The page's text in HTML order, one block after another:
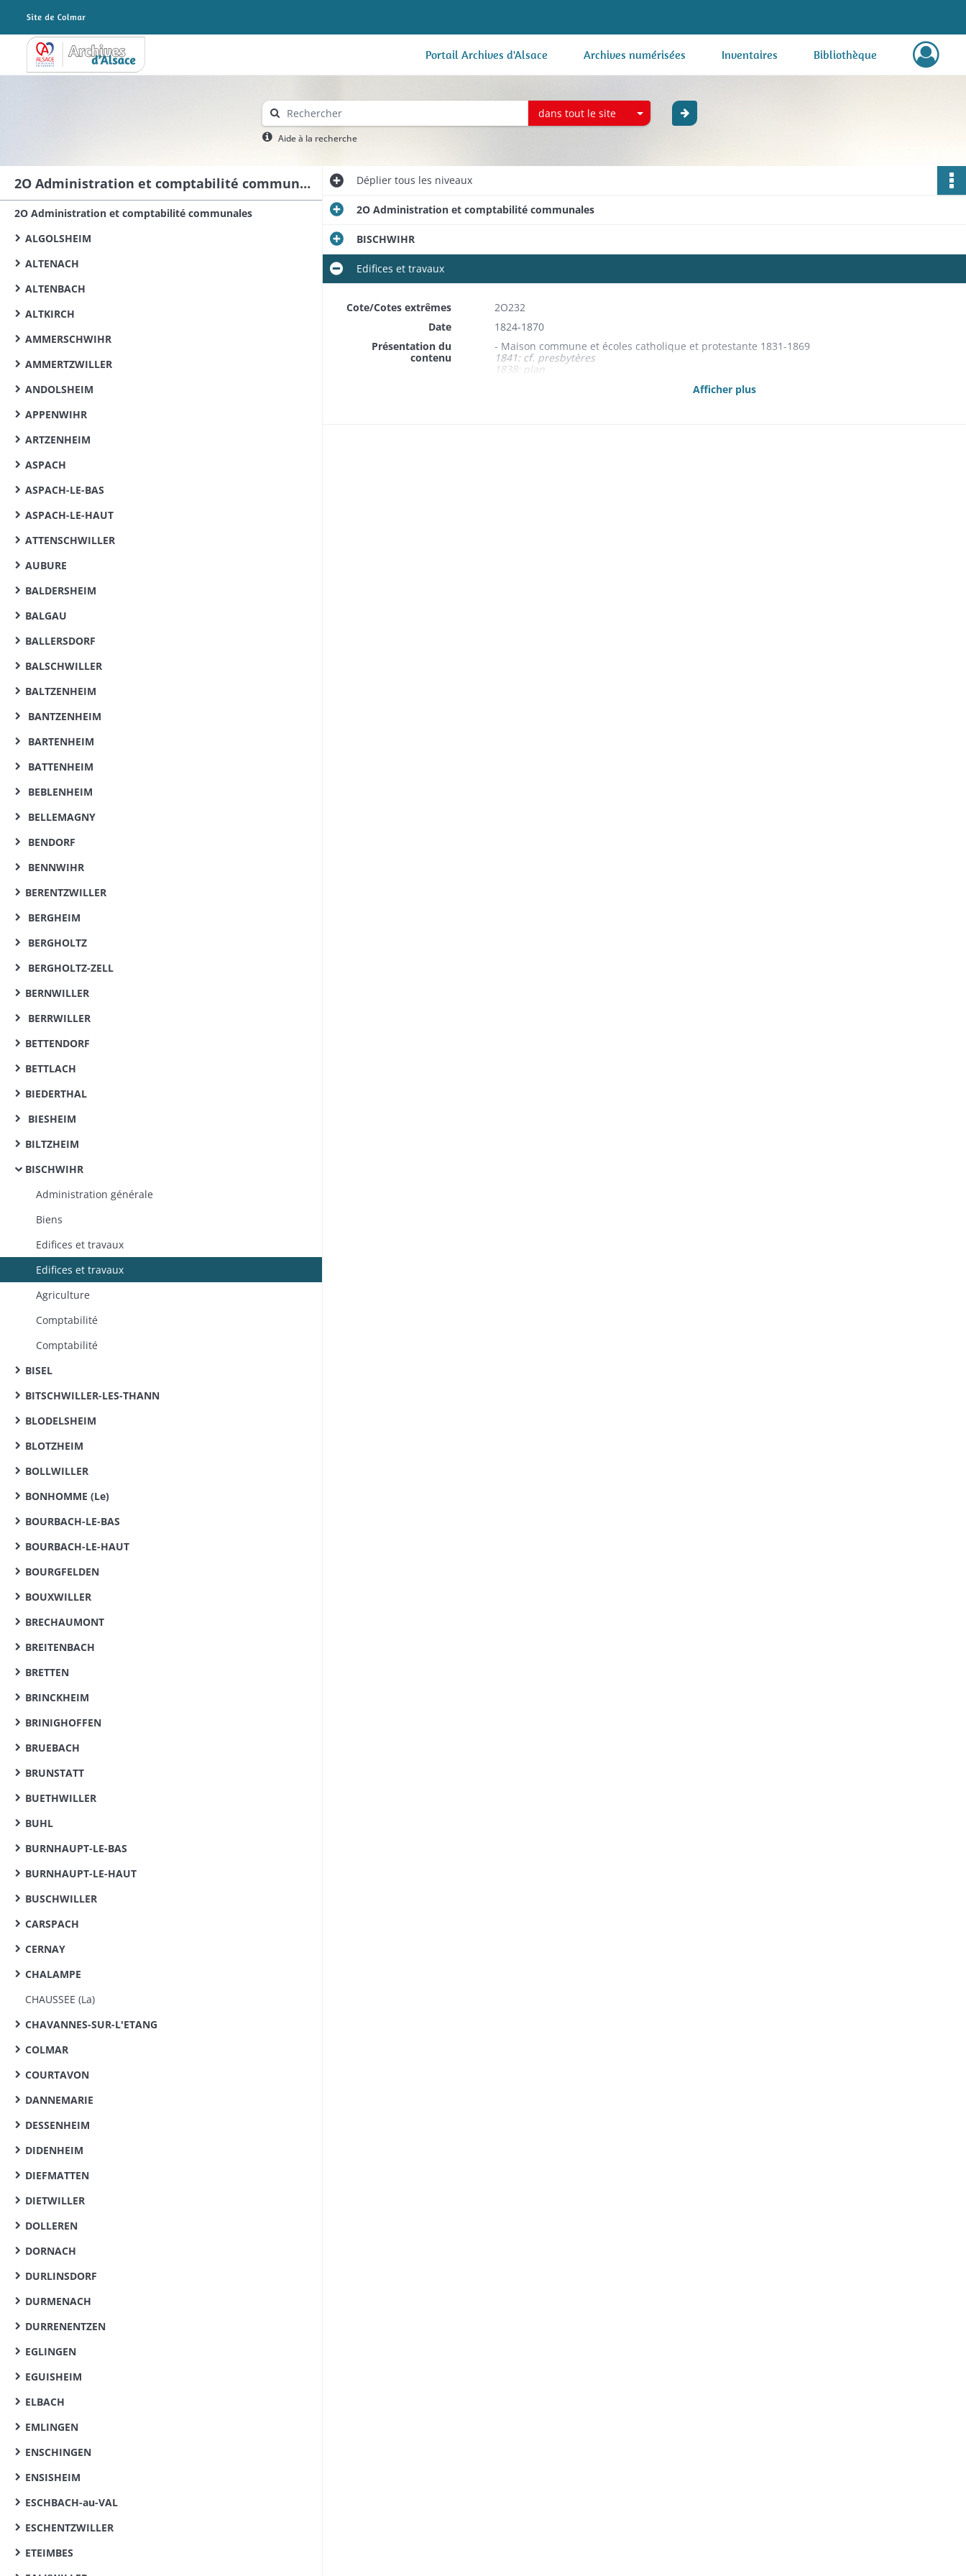
Archives Alsace - Colmar Portail Archives d'Alsace Archives numérisées Inventaires Bibliothèque
dans tout le site
Aide à la recherche
2O Administration et comptabilité communales
2O Administration et comptabilité communales
ALGOLSHEIM
ALTENACH
ALTENBACH
ALTKIRCH
AMMERSCHWIHR
AMMERTZWILLER
ANDOLSHEIM
APPENWIHR
ARTZENHEIM
ASPACH
ASPACH-LE-BAS
ASPACH-LE-HAUT
ATTENSCHWILLER
AUBURE
BALDERSHEIM
BALGAU
BALLERSDORF
BALSCHWILLER
BALTZENHEIM
BANTZENHEIM
BARTENHEIM
BATTENHEIM
BEBLENHEIM
BELLEMAGNY
BENDORF
BENNWIHR
BERENTZWILLER
BERGHEIM
BERGHOLTZ
BERGHOLTZ-ZELL
BERNWILLER
BERRWILLER
BETTENDORF
BETTLACH
BIEDERTHAL
BIESHEIM
BILTZHEIM
BISCHWIHR
Administration générale
Biens
Edifices et travaux
Edifices et travaux
Agriculture
Comptabilité
Comptabilité
BISEL
BITSCHWILLER-LES-THANN
BLODELSHEIM
BLOTZHEIM
BOLLWILLER
BONHOMME (Le)
BOURBACH-LE-BAS
BOURBACH-LE-HAUT
BOURGFELDEN
BOUXWILLER
BRECHAUMONT
BREITENBACH
BRETTEN
BRINCKHEIM
BRINIGHOFFEN
BRUEBACH
BRUNSTATT
BUETHWILLER
BUHL
BURNHAUPT-LE-BAS
BURNHAUPT-LE-HAUT
BUSCHWILLER
CARSPACH
CERNAY
CHALAMPE
CHAUSSEE (La)
CHAVANNES-SUR-L'ETANG
COLMAR
COURTAVON
DANNEMARIE
DESSENHEIM
DIDENHEIM
DIEFMATTEN
DIETWILLER
DOLLEREN
DORNACH
DURLINSDORF
DURMENACH
DURRENENTZEN
EGLINGEN
EGUISHEIM
ELBACH
EMLINGEN
ENSCHINGEN
ENSISHEIM
ESCHBACH-au-VAL
ESCHENTZWILLER
ETEIMBES
Dépliertous les niveaux
2O Administration et comptabilité communales
BISCHWIHR
Edifices et travaux
Cote/Cotes extrêmes
2O232
Date
1824-1870
Présentation du
contenu
- Maison commune et écoles catholique et protestante 1831-1869
1841: cf. presbytères
1838: plan
Afficher plus